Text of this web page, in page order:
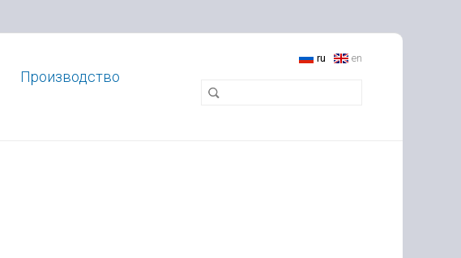
ru en
Производство